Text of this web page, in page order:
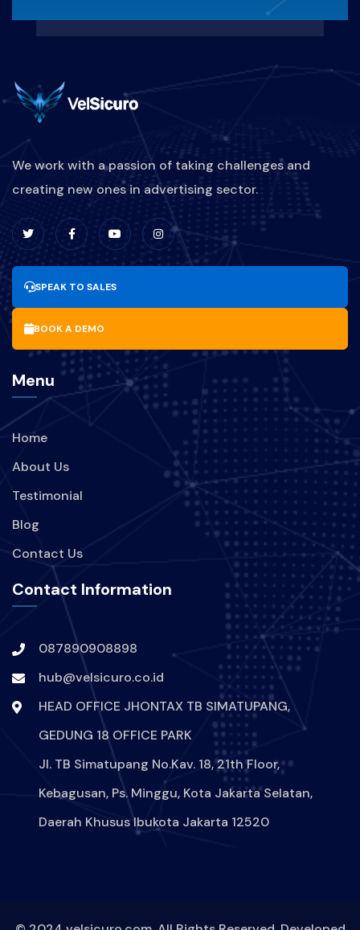
REAKTIF-VS-PROAKTIF
PEMASARANRESTORAN
STRATEGIPROMOSIKULINER
DIGITALMARKETINGKULINER
BRANDINGKULINER
BISNIS PARIWISATA
PERUSAHAAN
TREND
KEBOCORAN-DATA INDIHOME
KEBOCORAN-DATA-INDIHOME
HACKER-MENYERANG-INDIHOME
DIGITAL-SECURE
PROTECTION-DIGITAL ARTIS
SELEBRITAS INSTAGRAM
HACKER
AKUNINSTAGRAMANGELINASONDAKHDIRETAS
We work with a passion of taking challenges and
creating new ones in advertising sector.
SPEAK TO SALES
BOOK A DEMO
Menu
Home
About Us
Testimonial
Blog
Contact Us
Contact Information
087890908898
hub@velsicuro.co.id
HEAD OFFICE JHONTAX TB SIMATUPANG,
GEDUNG 18 OFFICE PARK
Jl. TB Simatupang No.Kav. 18, 21th Floor,
Kebagusan, Ps. Minggu, Kota Jakarta Selatan,
Daerah Khusus Ibukota Jakarta 12520